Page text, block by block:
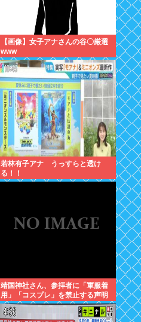
【画像】女子アナさんの谷〇厳選
www
若林有子アナ うっすらと透け
る！！
靖国神社さん、参拝者に「軍服着
用」「コスプレ」を禁止する声明
を出してしまうwww